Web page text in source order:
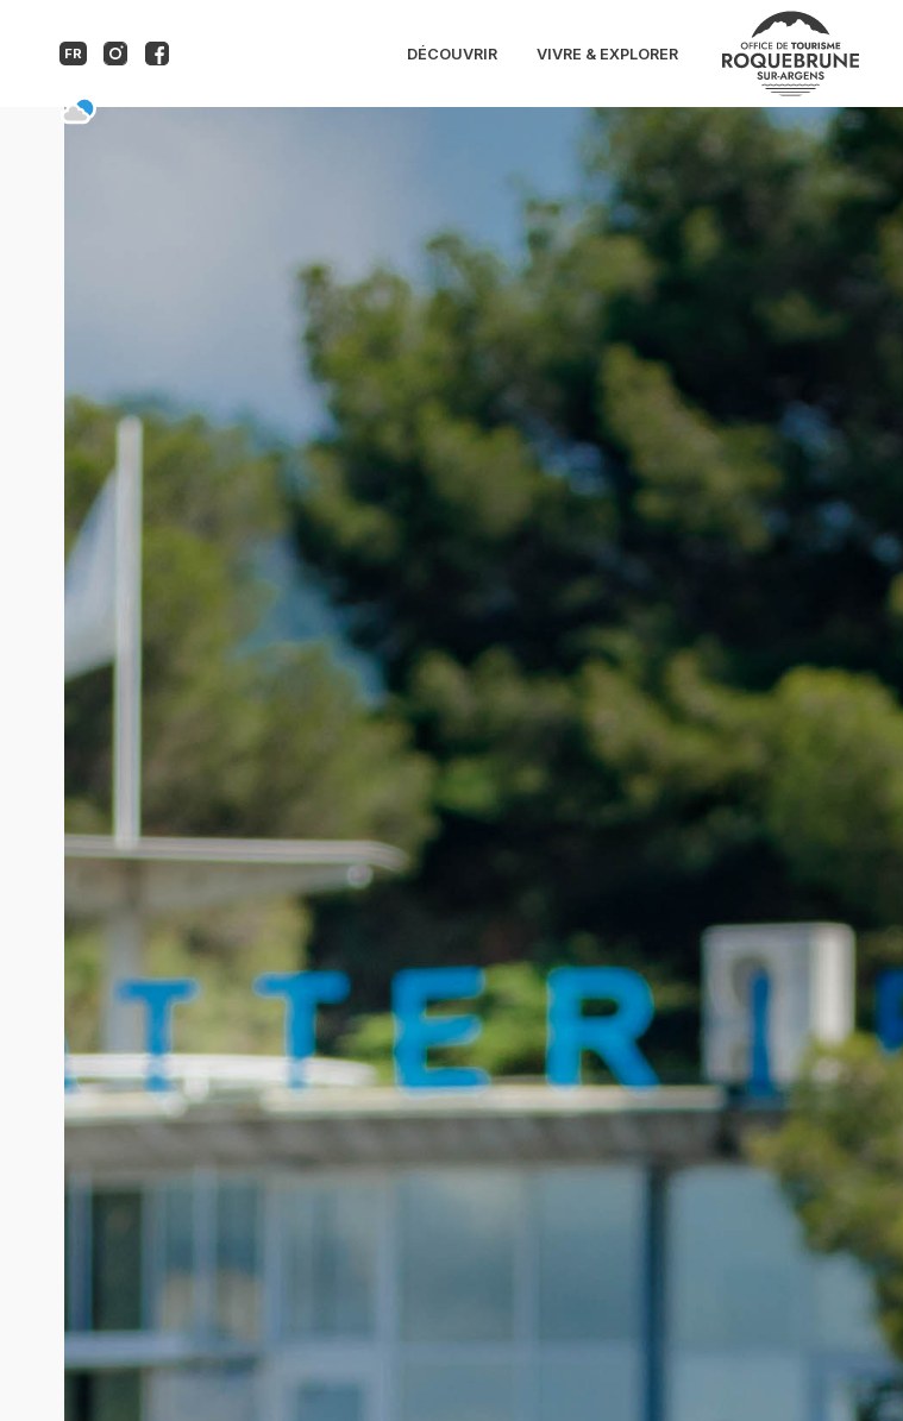
FR DÉCOUVRIR VIVRE & EXPLORER
Centre Nautique des Issambres